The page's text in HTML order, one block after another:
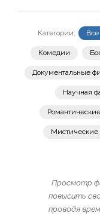
Категории: Все
Комедии
Документальные
Научная
Романтические
Мистические
Просмотр
повысить
проводя